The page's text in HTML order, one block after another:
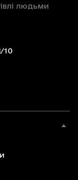
людьми
10